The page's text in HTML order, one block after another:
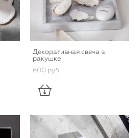
Декоративная свеча в
ракушке
600 pуб.